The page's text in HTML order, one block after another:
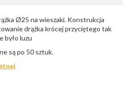
Ø25 na wieszaki. Konstrukcja
drążka krócej przyciętego tak
było luzu
są po 50 sztuk.